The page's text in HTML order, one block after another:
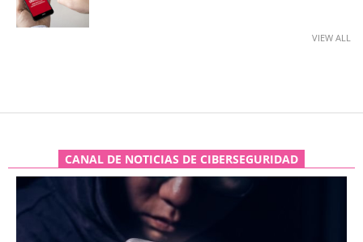
VIEW ALL
CANAL DE NOTICIAS DE CIBERSEGURIDAD